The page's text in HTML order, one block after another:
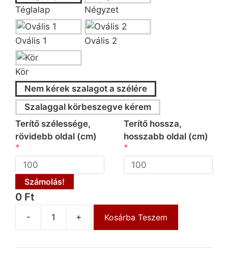
Téglalap Négyzet
Ovális 1 Ovális 2
Kör
Nem kérek szalagot a szélére
Szalaggal körbeszegve kérem
Terítő szélessége,
rövidebb oldal (cm)
Terítő hossza,
hosszabb oldal (cm)
Számolás!
0 Ft
- + Kosárba Teszem